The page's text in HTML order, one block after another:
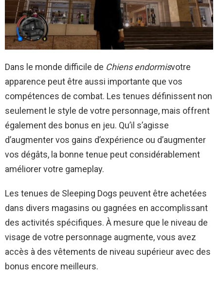
Dans le monde difficile de Chiens endormisvotre
apparence peut être aussi importante que vos
compétences de combat. Les tenues définissent non
seulement le style de votre personnage, mais offrent
également des bonus en jeu. Qu’il s’agisse
d’augmenter vos gains d’expérience ou d’augmenter
vos dégâts, la bonne tenue peut considérablement
améliorer votre gameplay.
Les tenues de Sleeping Dogs peuvent être achetées
dans divers magasins ou gagnées en accomplissant
des activités spécifiques. À mesure que le niveau de
visage de votre personnage augmente, vous avez
accès à des vêtements de niveau supérieur avec des
bonus encore meilleurs.